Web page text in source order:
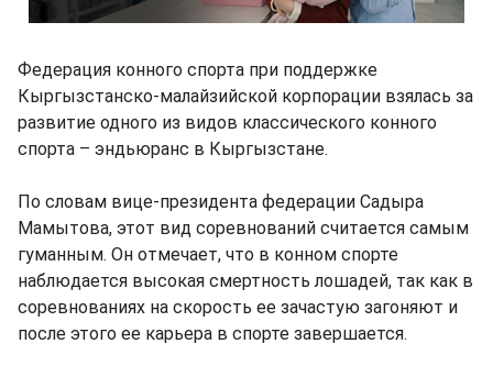
Федерация конного спорта при поддержке
Кыргызстанско-малайзийской корпорации взялась за
развитие одного из видов классического конного
спорта – эндьюранс в Кыргызстане.
По словам вице-президента федерации Садыра
Мамытова, этот вид соревнований считается самым
гуманным. Он отмечает, что в конном спорте
наблюдается высокая смертность лошадей, так как в
соревнованиях на скорость ее зачастую загоняют и
после этого ее карьера в спорте завершается.